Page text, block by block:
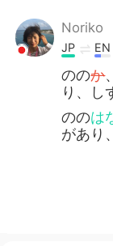
Noriko
JP EN
ののか
り、し
ののは
があり